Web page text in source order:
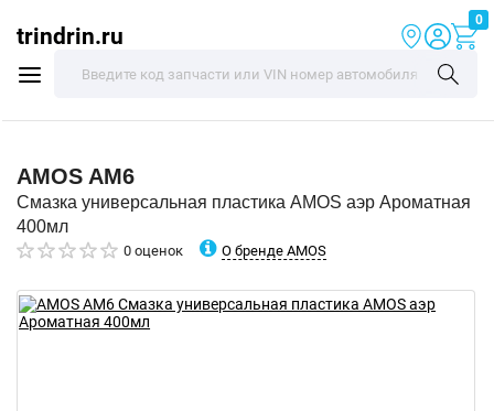
trindrin.ru
0
AMOS AM6
Смазка универсальная пластика AMOS аэр Ароматная
400мл
0 оценок О бренде AMOS